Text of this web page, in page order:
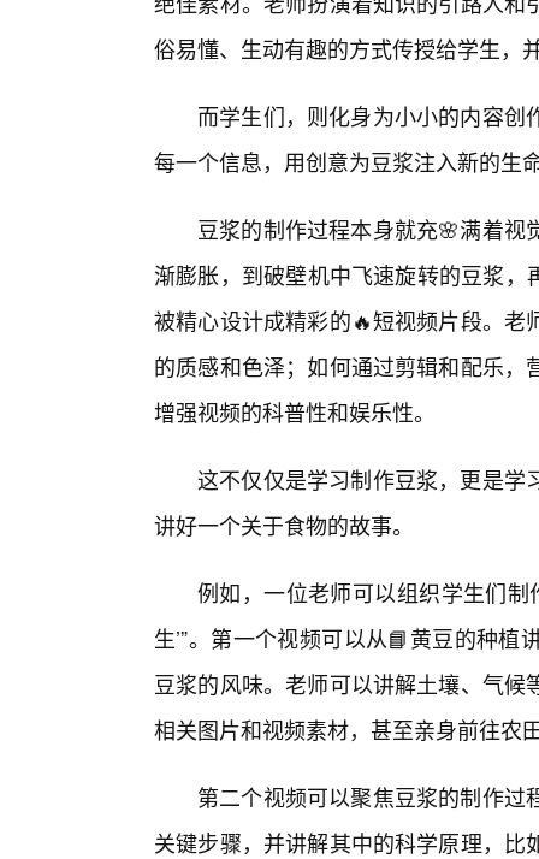
俗易懂、生动有趣的方式传授给学生，
而学生们，则化身为小小的内容
每一个信息，用创意为豆浆注入新的生
豆浆的制作过程本身就充🌸满着
渐膨胀，到破壁机中飞速旋转的豆浆
被精心设计成精彩的🔥短视频片段。
的质感和色泽；如何通过剪辑和配乐
增强视频的科普性和娱乐性。
这不仅仅是学习制作豆浆，更是学
讲好一个关于食物的故事。
例如，一位老师可以组织学生们制
生’”。第一个视频可以从📘黄豆的种
豆浆的风味。老师可以讲解土壤、气
相关图片和视频素材，甚至亲身前往农
第二个视频可以聚焦豆浆的制作
关键步骤，并讲解其中的科学原理，